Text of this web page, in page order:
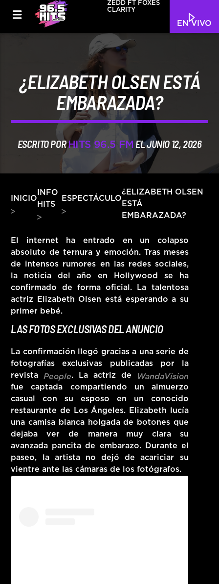
EN VIVO
ZEDD FT FOXES
CLARITY
HITS
Hits – 96.5 FM
¿ELIZABETH OLSEN ESTÁ
EMBARAZADA?
ESCRITO PORHITS 96.5 FM EL JUNIO 12, 2026
INICIO
INFO
HITS
ESPECTÁCULO
¿ELIZABETH OLSEN
ESTÁ
EMBARAZADA?
El internet ha entrado en un colapso
absoluto de ternura y emoción. Tras meses
de intensos rumores en las redes sociales,
la noticia del año en Hollywood se ha
confirmado de forma oficial. La talentosa
actriz
Elizabeth Olsen está esperando a su
primer bebé.
LAS FOTOS EXCLUSIVAS DEL ANUNCIO
La confirmación llegó gracias a una serie de
fotografías exclusivas publicadas por la
revista People. La actriz de
WandaVision
fue captada compartiendo un almuerzo
casual con su esposo en un conocido
restaurante de Los Ángeles. Elizabeth lucía
una camisa blanca holgada de botones que
dejaba ver de manera muy clara su
avanzada pancita de embarazo. Durante el
paseo, la artista no dejó de acariciar su
vientre ante las cámaras de los fotógrafos.